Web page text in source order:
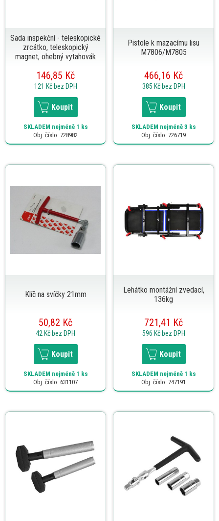
Sada inspekční - teleskopické
zrcátko, teleskopický
magnet, ohebný vytahovák
146,85 Kč
121 Kč bez DPH
Koupit
SKLADEM nejméně 1 ks
Obj. číslo: 728982
Pistole k mazacímu lisu
M7806/M7805
466,16 Kč
385 Kč bez DPH
Koupit
SKLADEM nejméně 3 ks
Obj. číslo: 726719
Klíč na svíčky 21mm
50,82 Kč
42 Kč bez DPH
Koupit
SKLADEM nejméně 1 ks
Obj. číslo: 631107
Lehátko montážní zvedací,
136kg
721,41 Kč
596 Kč bez DPH
Koupit
SKLADEM nejméně 1 ks
Obj. číslo: 747191